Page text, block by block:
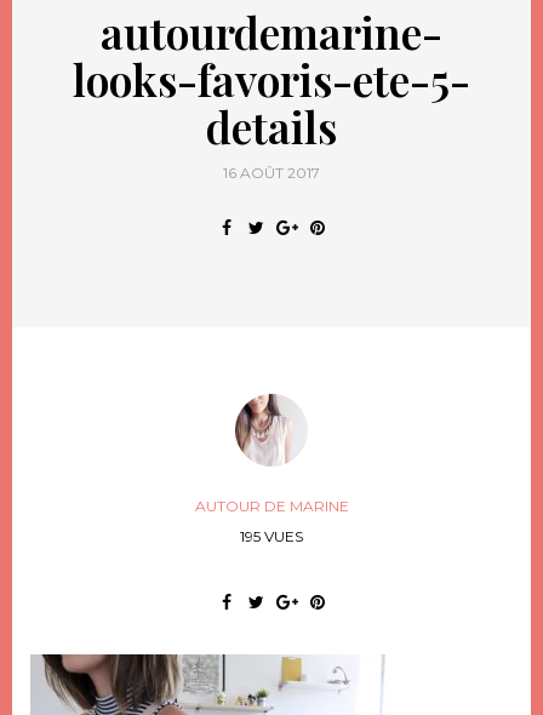
autourdemarine-
looks-favoris-ete-5-
details
16 AOÛT 2017
AUTOUR DE MARINE
195 VUES